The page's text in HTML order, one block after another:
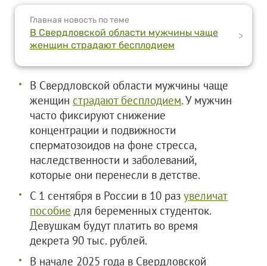
Главная новость по теме
В Свердловской области мужчины чаще
женщин страдают бесплодием
>
В Свердловской области мужчины чаще
женщин страдают бесплодием. У мужчин
часто фиксируют снижение
концентрации и подвижности
сперматозоидов на фоне стресса,
наследственности и заболеваний,
которые они перенесли в детстве.
С 1 сентября в России в 10 раз увеличат
пособие для беременных студенток.
Девушкам будут платить во время
декрета 90 тыс. рублей.
В начале 2025 года в Свердловской